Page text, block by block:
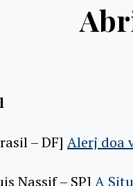
– DF] Alerj doa
Nassif – SP] A